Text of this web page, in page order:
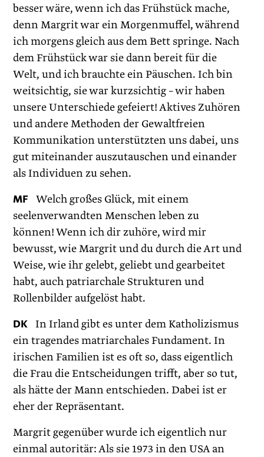
besser wäre, wenn ich das Frühstück mache,
denn Margrit war ein Morgenmuffel, während
ich morgens gleich aus dem Bett springe. Nach
dem Frühstück war sie dann bereit für die
Welt, und ich brauchte ein Päuschen. Ich bin
weitsichtig, sie war kurzsichtig – wir haben
unsere Unterschiede gefeiert! Aktives Zuhören
und andere Methoden der Gewaltfreien
Kommunikation unterstützten uns dabei, uns
gut miteinander auszutauschen und einander
als Individuen zu sehen.
MF Welch großes Glück, mit einem
seelenverwandten Menschen leben zu
können! Wenn ich dir zuhöre, wird mir
bewusst, wie Margrit und du durch die Art und
Weise, wie ihr gelebt, geliebt und gearbeitet
habt, auch patriarchale Strukturen und
Rollenbilder aufgelöst habt.
DK In Irland gibt es unter dem Katholizismus
ein tragendes matriarchales Fundament. In
irischen Familien ist es oft so, dass eigentlich
die Frau die Entscheidungen trifft, aber so tut,
als hätte der Mann entschieden. Dabei ist er
eher der Repräsentant.
Margrit gegenüber wurde ich eigentlich nur
einmal autoritär: Als sie 1973 in den USA an